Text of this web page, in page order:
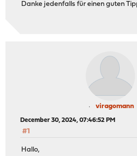
Danke jedenfalls für einen guten
viragomann
December 30, 2024, 07:46:52 PM
#1
Hallo,